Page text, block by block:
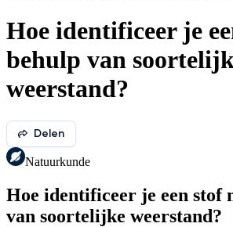
Hoe identificeer je
behulp van
weerstand?
Delen
Natuurkunde
Hoe identificeer je een stof
van soortelijke weerstand?